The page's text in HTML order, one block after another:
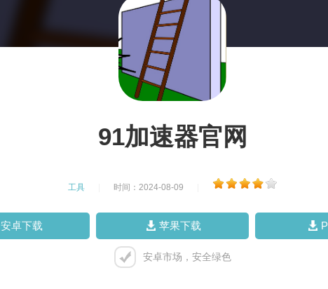
91加速器官网
工具 时间：2024-08-09
安卓下载 苹果下载
安卓市场，安全绿色